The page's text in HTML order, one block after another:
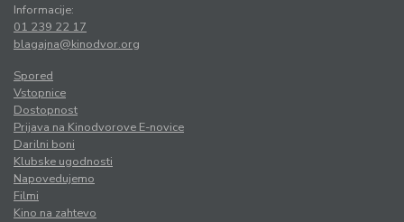
Informacije:
01 239 22 17
blagajna@kinodvor.org
Spored
Vstopnice
Dostopnost
Prijava na Kinodvorove E-novice
Darilni boni
Klubske ugodnosti
Napovedujemo
Filmi
Kino na zahtevo